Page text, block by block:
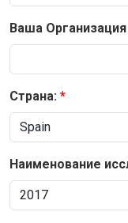
Ваша
Страна:
Наименование